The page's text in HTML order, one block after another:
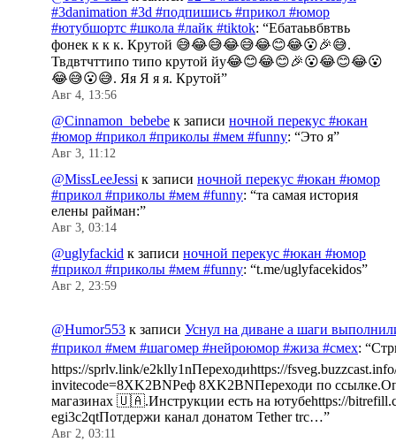
#3danimation #3d #подпишись #прикол #юмор
#ютубшортс #школа #лайк #tiktok: “Ебатаьвбвтвь
фонек к к к. Крутой 😅😂😅😂😅😂😊😂😮🎉😅.
Твдвтчттипо типо крутой йу😂😊😂😊🎉😮😂😊😂😮
😂😅😮😅. Яя Я я я. Крутой”
Авг 4, 13:56
@Cinnamon_bebebe к записи ночной перекус #юкан
#юмор #прикол #приколы #мем #funny: “Это я”
Авг 3, 11:12
@MissLeeJessi к записи ночной перекус #юкан #юмор
#прикол #приколы #мем #funny: “та самая история
елены райман:”
Авг 3, 03:14
@uglyfackid к записи ночной перекус #юкан #юмор
#прикол #приколы #мем #funny: “t.me/uglyfacekidos”
Авг 2, 23:59
@Humor553 к записи Уснул на диване а шаги
#прикол #мем #шагомер #нейроюмор #жиза #смех: “
https://sprlv.link/e2klly1nПереходиhttps://
invitecode=8XK2BNРеф 8XK2BNПереходи по
магазинах 🇺🇦.Инструкции есть на ютубеhttps://
egi3c2qtПотдержи канал донатом Tether trc…”
Авг 2, 03:11